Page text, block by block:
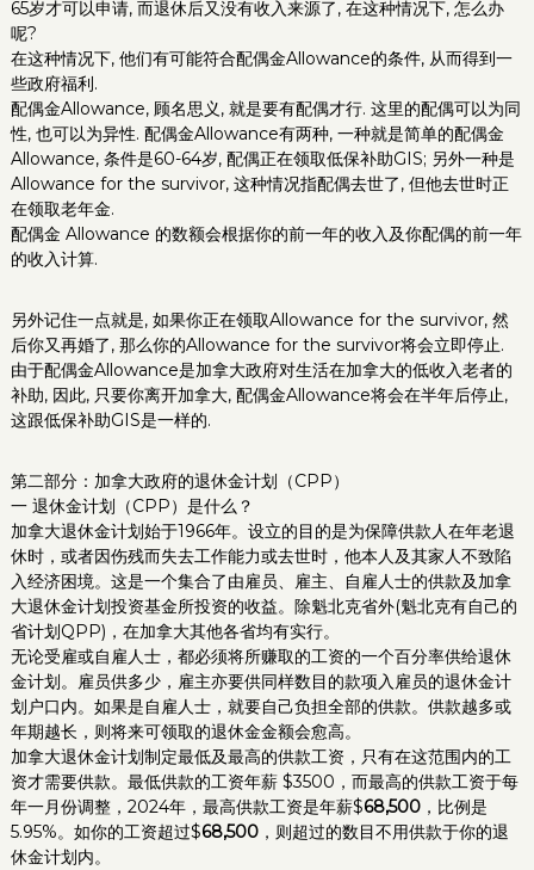
65岁才可以申请, 而退休后又没有收入来源了, 在这种情况下, 怎么办
呢?
在这种情况下, 他们有可能符合配偶金Allowance的条件, 从而得到一
些政府福利.
配偶金Allowance, 顾名思义, 就是要有配偶才行. 这里的配偶可以为同
性, 也可以为异性. 配偶金Allowance有两种, 一种就是简单的配偶金
Allowance, 条件是60-64岁, 配偶正在领取低保补助GIS; 另外一种是
Allowance for the survivor, 这种情况指配偶去世了, 但他去世时正
在领取老年金.
配偶金 Allowance 的数额会根据你的前一年的收入及你配偶的前一年
的收入计算.
另外记住一点就是, 如果你正在领取Allowance for the survivor, 然
后你又再婚了, 那么你的Allowance for the survivor将会立即停止.
由于配偶金Allowance是加拿大政府对生活在加拿大的低收入老者的
补助, 因此, 只要你离开加拿大, 配偶金Allowance将会在半年后停止,
这跟低保补助GIS是一样的.
第二部分：加拿大政府的退休金计划（CPP）
一 退休金计划（CPP）是什么？
加拿大退休金计划始于1966年。设立的目的是为保障供款人在年老退
休时，或者因伤残而失去工作能力或去世时，他本人及其家人不致陷
入经济困境。这是一个集合了由雇员、雇主、自雇人士的供款及加拿
大退休金计划投资基金所投资的收益。除魁北克省外(魁北克有自己的
省计划QPP)，在加拿大其他各省均有实行。
无论受雇或自雇人士，都必须将所赚取的工资的一个百分率供给退休
金计划。雇员供多少，雇主亦要供同样数目的款项入雇员的退休金计
划户口内。如果是自雇人士，就要自己负担全部的供款。供款越多或
年期越长，则将来可领取的退休金金额会愈高。
加拿大退休金计划制定最低及最高的供款工资，只有在这范围内的工
资才需要供款。最低供款的工资年薪 $3500，而最高的供款工资于每
年一月份调整，2024年，最高供款工资是年薪$68,500，比例是
5.95%。如你的工资超过$68,500，则超过的数目不用供款于你的退
休金计划内。